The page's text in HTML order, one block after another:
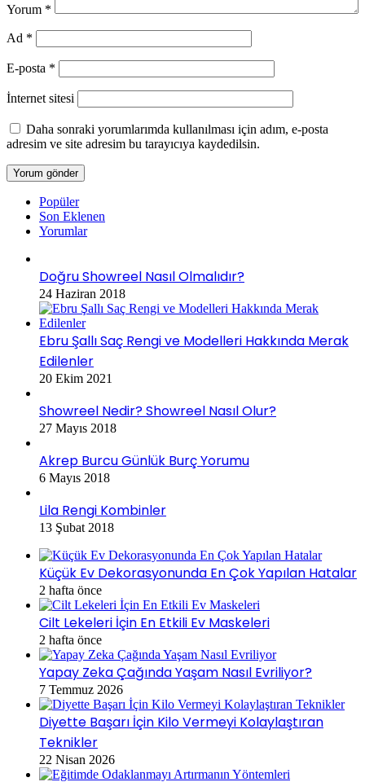
Yorum *
Ad *
E-posta *
İnternet sitesi
Daha sonraki yorumlarımda kullanılması için adım, e-posta
adresim ve site adresim bu tarayıcıya kaydedilsin.
Popüler
Son Eklenen
Yorumlar
Doğru Showreel Nasıl Olmalıdır?
24 Haziran 2018
Ebru Şallı Saç Rengi ve Modelleri Hakkında Merak
Edilenler
20 Ekim 2021
Showreel Nedir? Showreel Nasıl Olur?
27 Mayıs 2018
Akrep Burcu Günlük Burç Yorumu
6 Mayıs 2018
Lila Rengi Kombinler
13 Şubat 2018
Küçük Ev Dekorasyonunda En Çok Yapılan Hatalar
2 hafta önce
Cilt Lekeleri İçin En Etkili Ev Maskeleri
2 hafta önce
Yapay Zeka Çağında Yaşam Nasıl Evriliyor?
7 Temmuz 2026
Diyette Başarı İçin Kilo Vermeyi Kolaylaştıran
Teknikler
22 Nisan 2026